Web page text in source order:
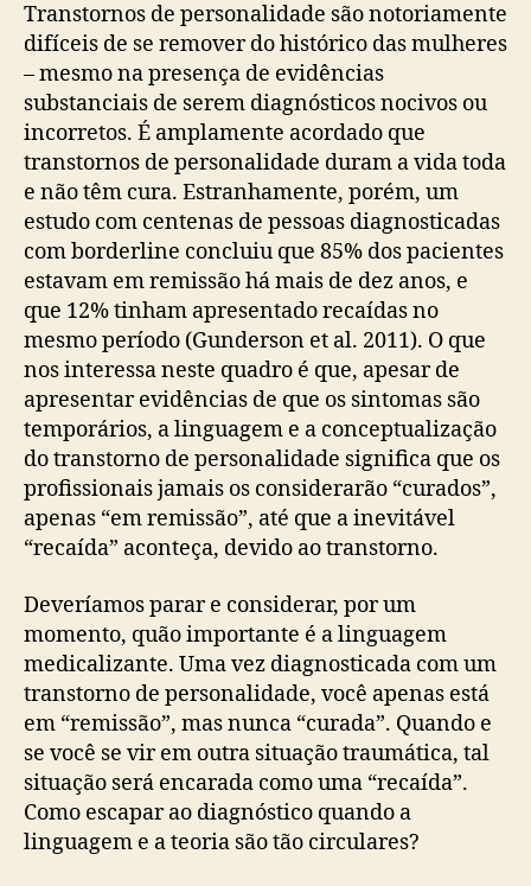
Transtornos de personalidade são notoriamente
difíceis de se remover do histórico das mulheres
– mesmo na presença de evidências
substanciais de serem diagnósticos nocivos ou
incorretos. É amplamente acordado que
transtornos de personalidade duram a vida toda
e não têm cura. Estranhamente, porém, um
estudo com centenas de pessoas diagnosticadas
com borderline concluiu que 85% dos pacientes
estavam em remissão há mais de dez anos, e
que 12% tinham apresentado recaídas no
mesmo período (Gunderson et al. 2011). O que
nos interessa neste quadro é que, apesar de
apresentar evidências de que os sintomas são
temporários, a linguagem e a conceptualização
do transtorno de personalidade significa que os
profissionais jamais os considerarão “curados”,
apenas “em remissão”, até que a inevitável
“recaída” aconteça, devido ao transtorno.
Deveríamos parar e considerar, por um
momento, quão importante é a linguagem
medicalizante. Uma vez diagnosticada com um
transtorno de personalidade, você apenas está
em “remissão”, mas nunca “curada”. Quando e
se você se vir em outra situação traumática, tal
situação será encarada como uma “recaída”.
Como escapar ao diagnóstico quando a
linguagem e a teoria são tão circulares?